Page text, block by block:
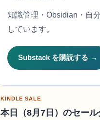
知識管理・Obsidian・自
しています。
Substack を購読する →
KINDLE SALE
本日（8月7日）のセール